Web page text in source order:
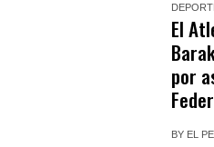
El
por
BY EL